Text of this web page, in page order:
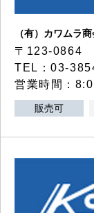
（有）カワムラ
〒123-0864
TEL：03-
営業時間：
販売可